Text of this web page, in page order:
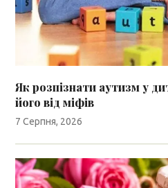
Як розпізнати аутизм у
його від міфів
7 Серпня, 2026